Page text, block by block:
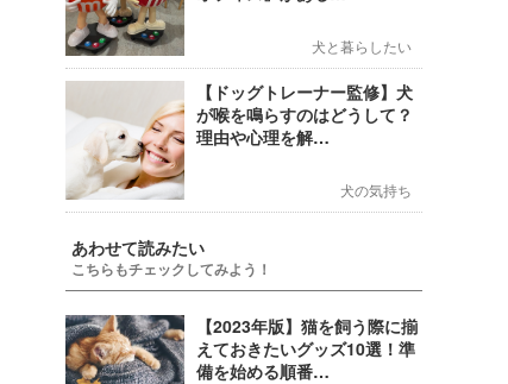
犬と暮らしたい
【ドッグトレーナー監修】犬
が喉を鳴らすのはどうして？
理由や心理を解…
犬の気持ち
あわせて読みたい
こちらもチェックしてみよう！
【2023年版】猫を飼う際に揃
えておきたいグッズ10選！準
備を始める順番…